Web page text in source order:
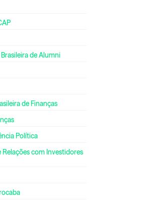
de Alumni
de Finanças
Política
com Investidores